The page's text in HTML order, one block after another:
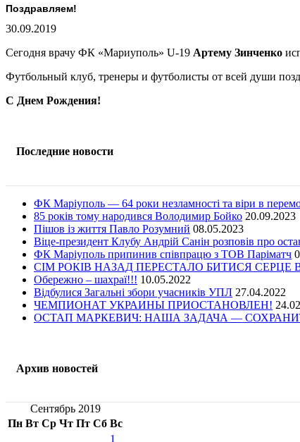
Поздравляем!
30.09.2019
Сегодня врачу ФК «Мариуполь» U-19 Артему Зинченко
Футбольный клуб, тренеры и футболисты от всей души
С Днем Рождения!
Последние новости
ФК Маріуполь — 64 роки незламності та віри в
85 років тому народився Володимир Бойко 20.09.2023
Пішов із життя Павло Розумний 08.05.2023
Віце-президент Клубу Андрій Санін розповів про
ФК Маріуполь припинив співпрацю з ТОВ Паріматч
СІМ РОКІВ НАЗАД ПЕРЕСТАЛО БИТИСЯ
Обережно – шахраї!!! 10.05.2022
Відбулися Загальні збори учасників УПЛ 27.04.2022
ЧЕМПИОНАТ УКРАИНЫ ПРИОСТАНОВЛЕН!
ОСТАП МАРКЕВИЧ: НАША ЗАДАЧА —
Архив новостей
Сентябрь 2019
Пн Вт Ср Чт Пт Сб Вс
1